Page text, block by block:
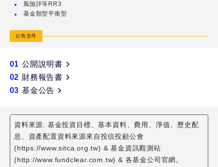
金-
美
元
風險評等 RR3
基金類型平衡型
公告文件
01 公開說明書
02 財務報告書
03 基金公告
資料來源: 基金投資目標、基本資料、費用、淨值、歷史配
息、資產配置資料來源來自投信投顧公會
(https://www.sitca.org.tw) & 基金資訊觀測站
(http://www.fundclear.com.tw) & 各基金公司官網。